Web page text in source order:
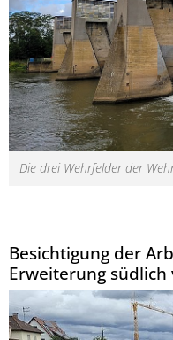
Die drei Wehrfelder der
Besichtigung der
Erweiterung